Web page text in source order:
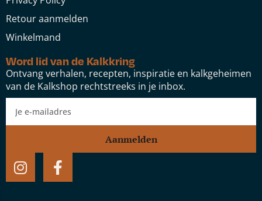
Retour aanmelden
Winkelmand
Word lid van de Kalkkring
Ontvang verhalen, recepten, inspiratie en kalkgeheimen
van de Kalkshop rechtstreeks in je inbox.
Aanmelden